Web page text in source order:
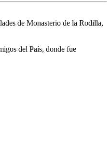
de Monasterio de la Rodilla,
del País, donde fue